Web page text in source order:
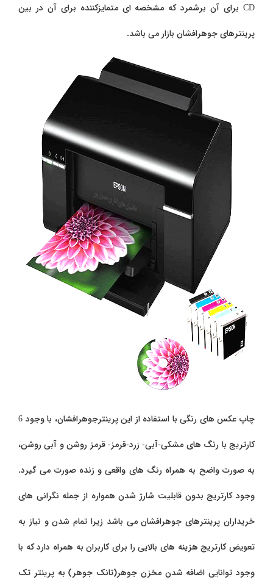
CD برای آن برشمرد که مشخصه ای متمایزکننده برای آن در بین
پرینترهای جوهرافشان بازار می باشد.
چاپ عکس های رنگی با استفاده از این پرینترجوهرافشان، با وجود 6
کارتریج با رنگ های مشکی-آبی- زرد-قرمز- قرمز روشن و آبی روشن،
به صورت واضح به همراه رنگ های واقعی و زنده صورت می گیرد.
وجود کارتریج بدون قابلیت شارژ شدن همواره از جمله نگرانی های
خریداران پرینترهای جوهرافشان می باشد زیرا تمام شدن و نیاز به
تعویض کارتریج هزینه های بالایی را برای کاربران به همراه دارد که با
وجود توانایی اضافه شدن مخزن جوهر(تانک جوهر) به پرینتر تک